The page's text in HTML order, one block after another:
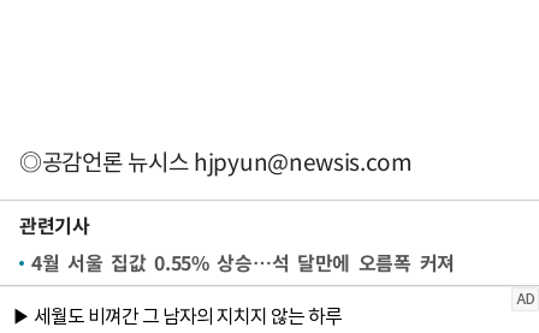
◎공감언론 뉴시스hjpyun@newsis.com
관련기사
4월 서울 집값 0.55% 상승…석 달만에 오름폭 커져